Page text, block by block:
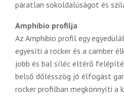
páratlan sokoldalúságot és
Amphibio profilja
Az Amphibio profil egy
egyesíti a rocker és a camber
jobb és bal síléc eltérő
belső dőlésszög jó élfogást
rocker profilban megkönnyíti a